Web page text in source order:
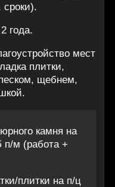
сроки).
года.
мест
плитки,
щебнем,
камня на
п/м (работа +
плитки на п/ц